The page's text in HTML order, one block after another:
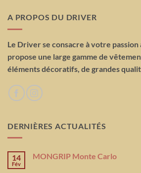
A PROPOS DU DRIVER
Le Driver se consacre à votre
propose une large gamme de
éléments décoratifs, de grandes
DERNIÈRES ACTUALITÉS
14
Fév
MONGRIP Monte Carlo